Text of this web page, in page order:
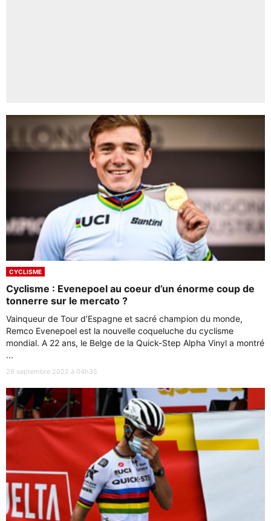
CYCLISME
Cyclisme : Evenepoel au coeur d’un énorme coup de
tonnerre sur le mercato ?
Vainqueur de Tour d’Espagne et sacré champion du monde,
Remco Evenepoel est la nouvelle coqueluche du cyclisme
mondial. A 22 ans, le Belge de la Quick-Step Alpha Vinyl a montré
...
29 septembre 2022 à 04h35